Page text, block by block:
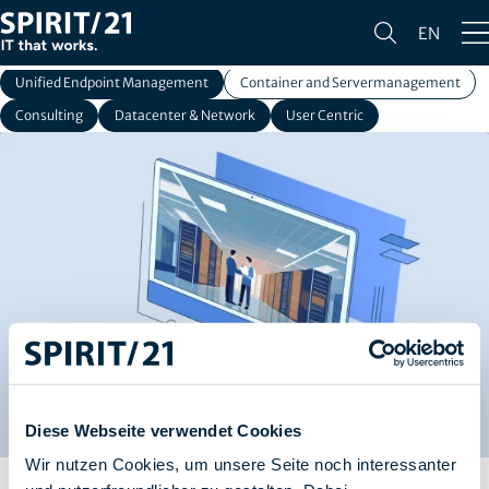
Diese Webseite verwendet Cookies
Wir nutzen Cookies, um unsere Seite noch interessanter
EN
Alle Corporate
SAP Services
Unified Endpoint Management Container and Servermanagement
Consulting Datacenter & Network User Centric